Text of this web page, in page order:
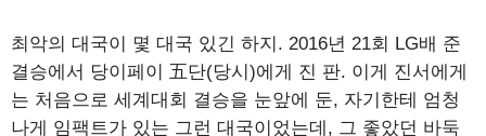
최악의 대국이 몇 대국 있긴 하지. 2016년 21회 LG배 준
결승에서 당이페이 五단(당시)에게 진 판. 이게 진서에게
는 처음으로 세계대회 결승을 눈앞에 둔, 자기한테 엄청
나게 임팩트가 있는 그런 대국이었는데, 그 좋았던 바둑